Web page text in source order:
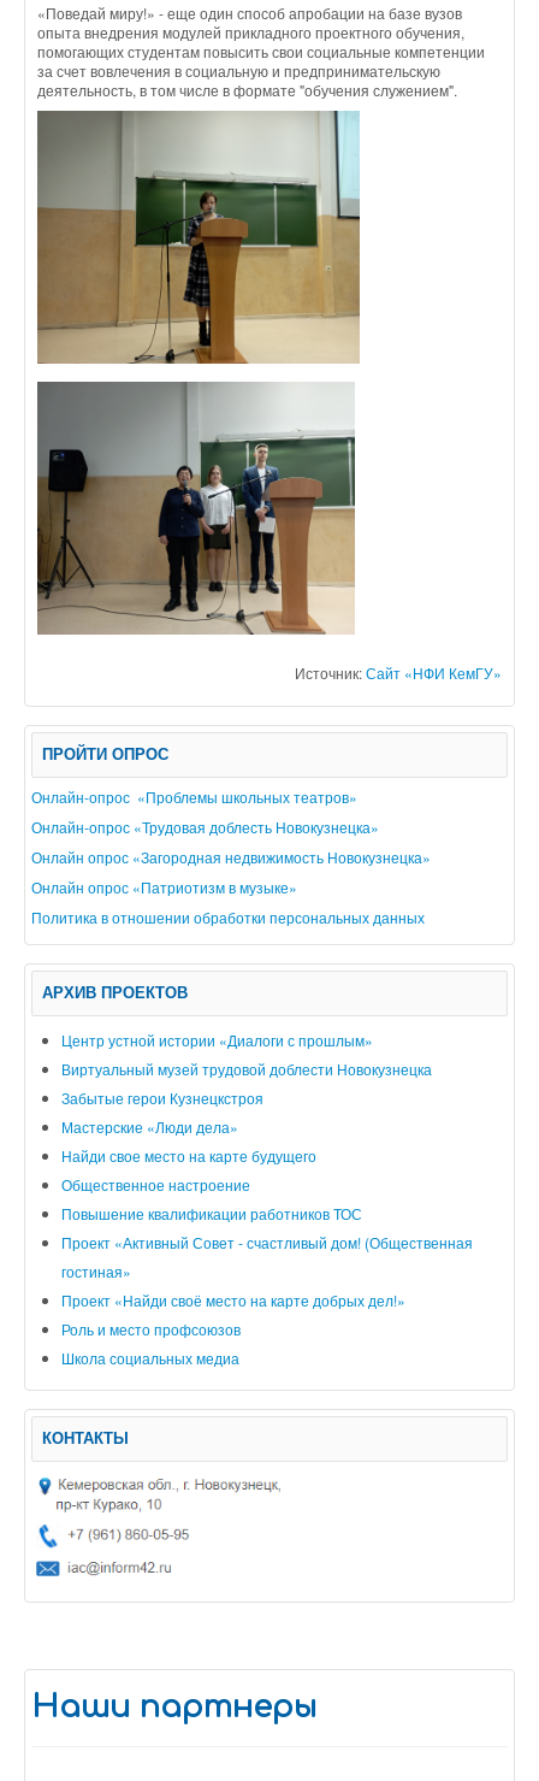
«Поведай миру!» - еще один способ апробации на базе вузов
опыта внедрения модулей прикладного проектного обучения,
помогающих студентам повысить свои социальные компетенции
за счет вовлечения в социальную и предпринимательскую
деятельность, в том числе в формате "обучения служением".
Источник:Сайт «НФИ КемГУ»
ПРОЙТИ ОПРОС
Онлайн-опрос «Проблемы школьных театров»
Онлайн-опрос «Трудовая доблесть Новокузнецка»
Онлайн опрос «Загородная недвижимость Новокузнецка»
Онлайн опрос «Патриотизм в музыке»
Политика в отношении обработки персональных данных
АРХИВ ПРОЕКТОВ
Центр устной истории «Диалоги с прошлым»
Виртуальный музей трудовой доблести Новокузнецка
Забытые герои Кузнецкстроя
Мастерские «Люди дела»
Найди свое место на карте будущего
Общественное настроение
Повышение квалификации работников ТОС
Проект «Активный Совет - счастливый дом! (Общественная
гостиная»
Проект «Найди своё место на карте добрых дел!»
Роль и место профсоюзов
Школа социальных медиа
КОНТАКТЫ
Наши партнеры